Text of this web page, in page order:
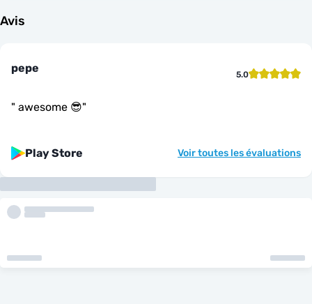
Avis
pepe 5.0
" awesome 😎"
Play Store Voir toutes les évaluations